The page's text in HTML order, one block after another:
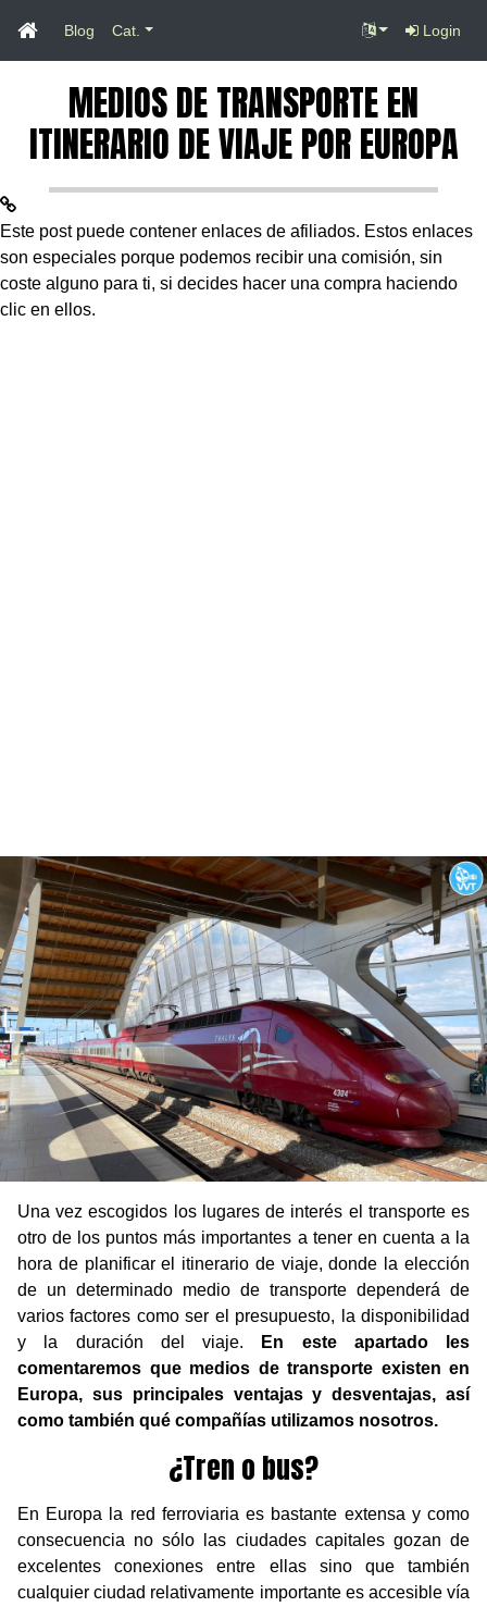
Blog Cat. Login
MEDIOS DE TRANSPORTE EN
ITINERARIO DE VIAJE POR EUROPA
Este post puede contener enlaces de afiliados. Estos enlaces
son especiales porque podemos recibir una comisión, sin
coste alguno para ti, si decides hacer una compra haciendo
clic en ellos.
Una vez escogidos los lugares de interés el transporte es
otro de los puntos más importantes a tener en cuenta a la
hora de planificar el itinerario de viaje, donde la elección
de un determinado medio de transporte dependerá de
varios factores como ser el presupuesto, la disponibilidad
y la duración del viaje.
En este apartado les
comentaremos que medios de transporte existen en
Europa, sus principales ventajas y desventajas, así
como también qué compañías utilizamos nosotros.
¿Tren o bus?
En Europa la red ferroviaria es bastante extensa y como
consecuencia no sólo las ciudades capitales gozan de
excelentes conexiones entre ellas sino que también
cualquier ciudad relativamente importante es accesible vía